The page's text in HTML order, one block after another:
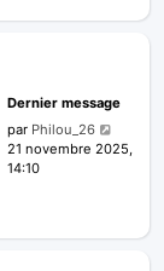
Dernier message
par Philou_26
21 novembre 2025,
14:10